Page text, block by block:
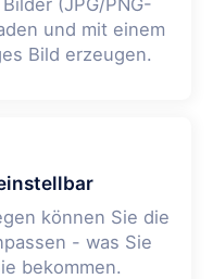
und mit einem
Bild erzeugen.
können Sie die
- was Sie
bekommen.